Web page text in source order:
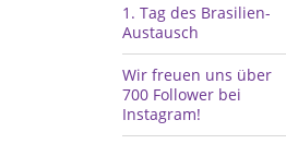
1.⁠ ⁠Tag des Brasilien-
Austausch
Wir freuen uns über
700 Follower bei
Instagram!